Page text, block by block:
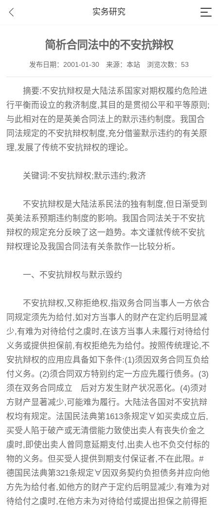
实务研究
简析合同法中的不安抗辩权
发布日期：2001-01-30 来源：本站 浏览次数：53
摘要:不安抗辩权是大陆法系国家对期权履约危险进
行平衡而设立的救济制度,其目的是贯彻公平和平等原则;
与此相对在的是英美合同法上的默示违约制度。我国合
同法规定的不安抗辩权制度,充分借鉴默示违约的有关原
理,发展了传统不安抗辩权的理论。
关键词:不安抗辩权;默示违约;救济
不安抗辩权是大陆法系民法的独有制度,但日渐受到
英美法系预期违约制度的影响。我国合同法关于不安抗
辩权的规定充分反映了这一趋势。本文谨就传统不安抗
辩权理论及我国合同法有关条款作一比较分析。
一、不安抗辩权与默示毁约
不安抗辩权,又称拒绝权,指双务合同当事人一方依合
同规定须先为给付,如对方当事人的财产在定约后明显减
少,有难为对待给付之虞时,在该方当事人未履行对待给付
义务或提供担保前,有权拒绝先为给付。按照传统理论,不
安抗辩权的应用应具备如下条件:(1)须因双务合同互负给
付义务。(2)须合同双方特别约定一方应先履行债务。(3)
须在双务合同成立 后对方发生财产状况恶化。(4)须对
方财产显著减少,可能难为履行。大陆法各国对不安抗辩
权均有规定。法国民法典第1613条规定∀如买卖成立后,
买受人陷于破产或无清偿能力致使出卖人有丧失价金之
虞时,即使出卖人曾同意延期支付,出卖人也不负交付标的
物的义务。但买受人提供到期支付保证者,不在此限。#
德国民法典第321条规定∀因双务契约负担债务并应向他
方先为给付者,如他方的财产于定约后明显减少,有难为对
待给付之虞时,在他方未为对待给付或提出担保之前得拒